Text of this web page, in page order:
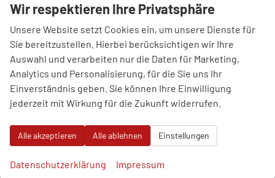
Sonstiges
7-Gang-Automatikgetriebe
Ambiente-Beleuchtungspaket
Audi connect Notruf & Service
MMI Radio plus mit MMI touch
Audi Phone Box light
Audi virtuelles Cockpit
Bordliteratur auf Deutsch
DAB+ Radioempfang
Wir respektieren Ihre Privatsphäre
Unsere Website setzt Cookies ein, um unsere Dienste für
Sie bereitzustellen. Hierbei berücksichtigen wir Ihre
Auswahl und verarbeiten nur die Daten für Marketing,
Analytics und Personalisierung, für die Sie uns Ihr
Einverständnis geben. Sie können Ihre Einwilligung
jederzeit mit Wirkung für die Zukunft widerrufen.
Alle akzeptieren Alle ablehnen Einstellungen
Datenschutzerklärung Impressum